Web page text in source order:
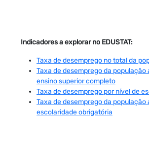
Indicadores a explorar no EDUSTAT:
Taxa de desemprego no total da
Taxa de desemprego da população
ensino superior completo
Taxa de desemprego por nível de
Taxa de desemprego da população
escolaridade obrigatória